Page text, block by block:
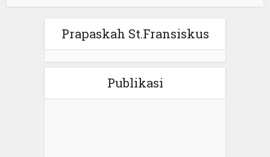
Prapaskah St.Fransiskus
Publikasi